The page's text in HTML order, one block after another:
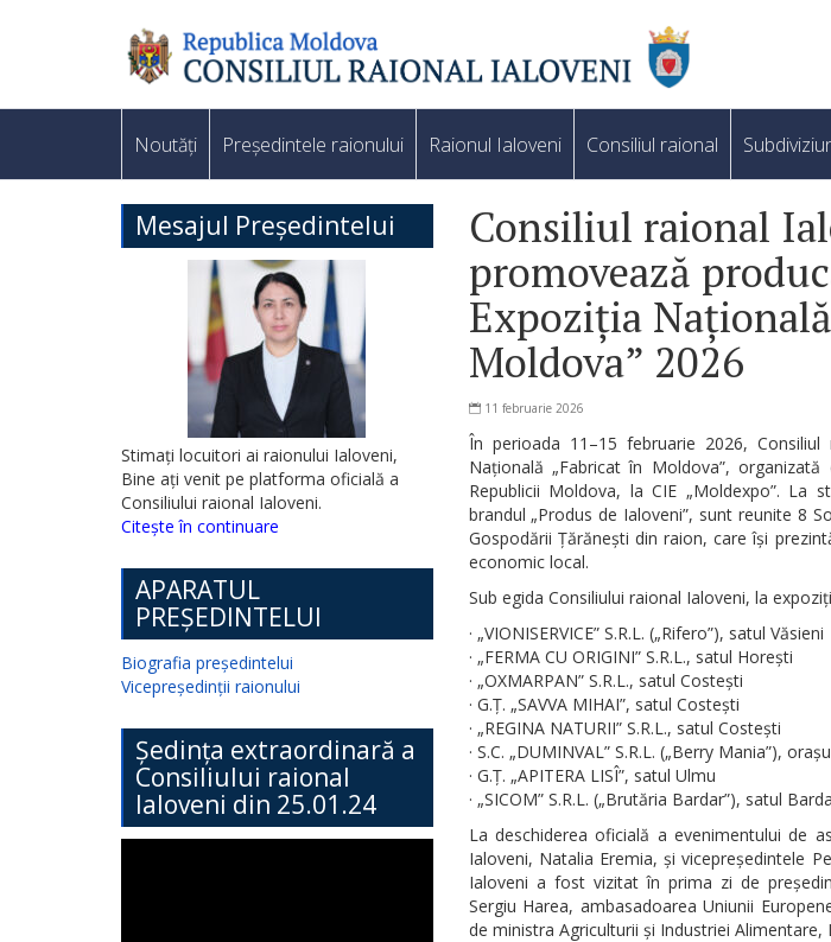
Noutăți Președintele raionului Raionul Ialoveni Consiliul raional
Mesajul Președintelui
Stimați locuitori ai raionului Ialoveni,
Bine ați venit pe platforma oficială a
Consiliului raional Ialoveni.
Citește în continuare
APARATUL
PREȘEDINTELUI
Biografia președintelui
Vicepreședinții raionului
Ședința extraordinară a
Consiliului raional
Ialoveni din 25.01.24
Consiliul raional
promovează
Expoziția
Moldova” 2026
11 februarie 2026
În perioada 11–15 februarie 2026,
Națională „Fabricat în Moldova”,
Republicii Moldova, la CIE „Moldexpo”. La
brandul „Produs de Ialoveni”, sunt reunite 8
Gospodării Țărănești din raion, care își
economic local.
Sub egida Consiliului raional Ialoveni, la
· „VIONISERVICE” S.R.L. („Rifero”), satul Văsieni
· „FERMA CU ORIGINI” S.R.L., satul Horești
· „OXMARPAN” S.R.L., satul Costești
· G.Ț. „SAVVA MIHAI”, satul Costești
· „REGINA NATURII” S.R.L., satul Costești
· S.C. „DUMINVAL” S.R.L. („Berry Mania”),
· G.Ț. „APITERA LISÎ”, satul Ulmu
· „SICOM” S.R.L. („Brutăria Bardar”), satul
La deschiderea oficială a evenimentului de
Ialoveni, Natalia Eremia, și vicepreședintele
Ialoveni a fost vizitat în prima zi de
Sergiu Harea, ambasadoarea Uniunii
de ministra Agriculturii și Industriei Alimentare,